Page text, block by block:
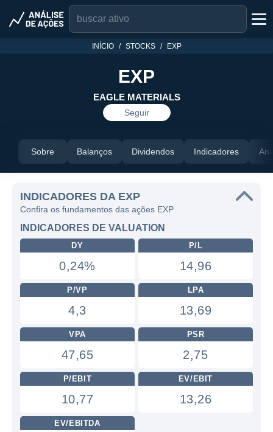
INÍCIO STOCKS EXP
EXP
EAGLE MATERIALS
Seguir
Sobre Balanços Dividendos Indicadores
INDICADORES DA EXP
Confira os fundamentos das ações EXP
INDICADORES DE VALUATION
DY
0,24%
P/L
14,96
P/VP
4,3
LPA
13,69
VPA
47,65
PSR
2,75
P/EBIT
10,77
EV/EBIT
13,26
EV/EBITDA